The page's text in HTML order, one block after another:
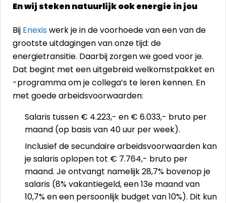
En wij steken natuurlijk ook energie in jou
Bij Enexiswerk je in de voorhoede van een van de
grootste uitdagingen van onze tijd: de
energietransitie. Daarbij zorgen we goed voor je.
Dat begint met een uitgebreid welkomstpakket en
-programma om je collega’s te leren kennen. En
met goede arbeidsvoorwaarden:
Salaris tussen € 4.223,- en € 6.033,- bruto per
maand (op basis van 40 uur per week).
Inclusief de secundaire arbeidsvoorwaarden kan
je salaris oplopen tot € 7.764,- bruto per
maand. Je ontvangt namelijk 28,7% bovenop je
salaris (8% vakantiegeld, een 13e maand van
10,7% en een persoonlijk budget van 10%). Dit kun